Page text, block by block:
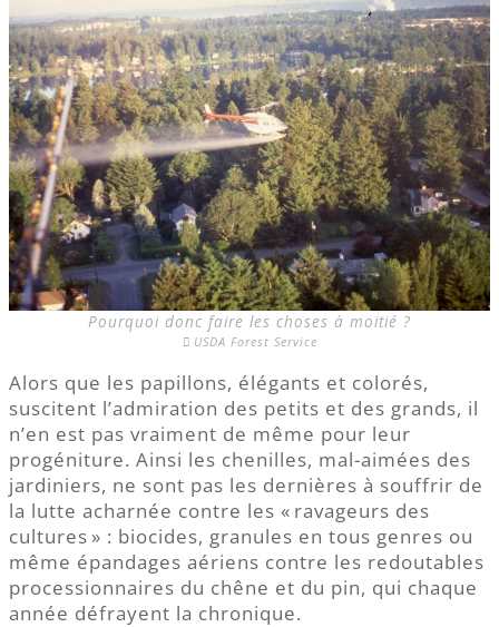
Pourquoi donc faire les choses à moitié ?
USDA Forest Service
Alors que les papillons, élégants et colorés,
suscitent l’admiration des petits et des grands, il
n’en est pas vraiment de même pour leur
progéniture. Ainsi les chenilles, mal-aimées des
jardiniers, ne sont pas les dernières à souffrir de
la lutte acharnée contre les « ravageurs des
cultures » : biocides, granules en tous genres ou
même épandages aériens contre les redoutables
processionnaires du chêne et du pin, qui chaque
année défrayent la chronique.